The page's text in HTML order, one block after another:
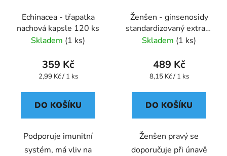
Echinacea - třapatka
nachová kapsle 120 ks
Skladem (1 ks)
359 Kč
Měrná
2,99 Kč / 1 ks
DO KOŠÍKU
Podporuje imunitní
systém, má vliv na
Ženšen - ginsenosidy
standardizovaný extrakt
kapsle 60 ks
Skladem (1 ks)
489 Kč
Měrná
8,15 Kč / 1 ks
DO KOŠÍKU
Ženšen pravý se
doporučuje při únavě